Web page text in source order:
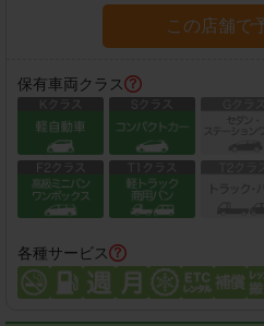
この店舗で
保有車両クラス
各種サービス